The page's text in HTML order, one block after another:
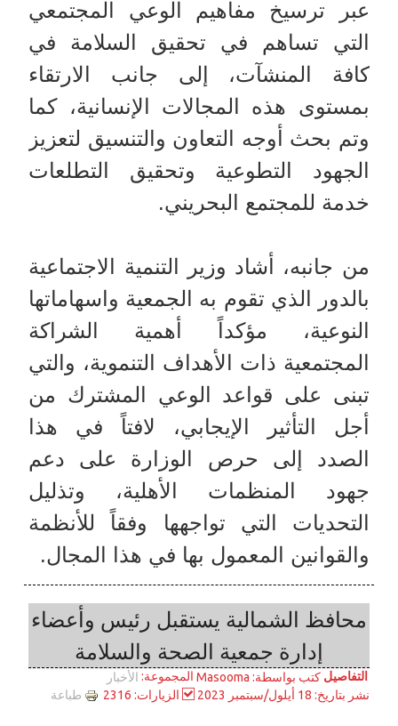
عبر ترسيخ مفاهيم الوعي المجتمعي
التي تساهم في تحقيق السلامة في
كافة المنشآت، إلى جانب الارتقاء
بمستوى هذه المجالات الإنسانية، كما
وتم بحث أوجه التعاون والتنسيق لتعزيز
الجهود التطوعية وتحقيق التطلعات
خدمة للمجتمع البحريني.
من جانبه، أشاد وزير التنمية الاجتماعية
بالدور الذي تقوم به الجمعية واسهاماتها
النوعية، مؤكداً أهمية الشراكة
المجتمعية ذات الأهداف التنموية، والتي
تبنى على قواعد الوعي المشترك من
أجل التأثير الإيجابي، لافتاً في هذا
الصدد إلى حرص الوزارة على دعم
جهود المنظمات الأهلية، وتذليل
التحديات التي تواجهها وفقاً للأنظمة
والقوانين المعمول بها في هذا المجال.
محافظ الشمالية يستقبل رئيس وأعضاء
إدارة جمعية الصحة والسلامة
التفاصيل كتب بواسطة: Masooma المجموعة: الأخبار
نشر بتاريخ: 18 أيلول/سبتمبر 2023
الزيارات: 2316 طباعة